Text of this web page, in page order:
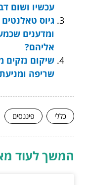
עכשיו ושום
גיוס
ומדענים
אליהם?
שיקום נזקים
שריפה
כללי פיננסים
המשך לעוד